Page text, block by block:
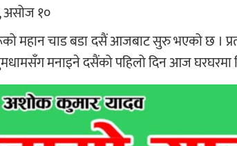
असोज १०
महान चाड बडा दसैं आजबाट सुरु भएको छ ।
मनाइने दसैंको पहिलो दिन आज घरघरमा